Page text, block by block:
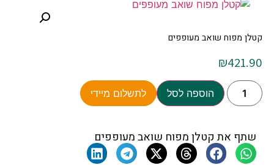
קטלן מפוח שואב מעופפים
₪421.90
הוספה לסל לתשלום מיידי
שתף את קטלן מפוח שואב מעופפים